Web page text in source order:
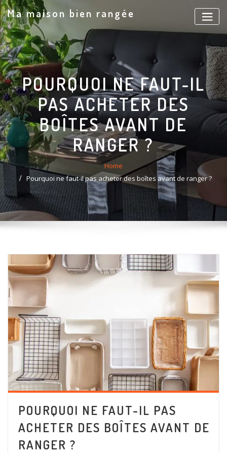
Skip
to
content
Ma maison bien rangée
POURQUOI NE FAUT-IL
PAS ACHETER DES
BOÎTES AVANT DE
RANGER ?
Home
Pourquoi ne faut-il pas acheter des boîtes avant de ranger ?
POURQUOI NE FAUT-IL PAS
ACHETER DES BOÎTES AVANT DE
RANGER ?